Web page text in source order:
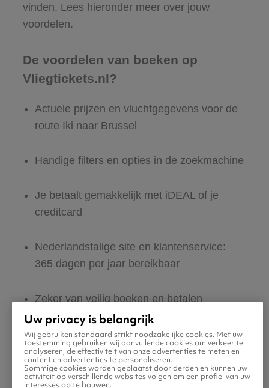
vinden. Lees hieronder meer over jouw
voordelen.
De voordelen van boeken op
Vliegtickets.nl?
Actuele prijzen en vluchtgegevens voor de
route Iki naar Brussel
Handige filters en opties in de zoekmachine
Je betaalt gemakkelijk met iDEAL of je
creditcard
Nederlandstalige site en klantenservice:
365 dagen per jaar bereikbaar
Zeker van veilig boeken en betalen
Boek ook direct een hotel of huurauto voor
in Brussel
Gratis tips, reisadvies en speciale
Uw privacy is belangrijk
Wij gebruiken standaard strikt noodzakelijke cookies. Met uw
toestemming gebruiken wij aanvullende cookies om verkeer te
analyseren, de effectiviteit van onze advertenties te meten en
content en advertenties te personaliseren.
Sommige cookies worden geplaatst door derden en kunnen uw
activiteit op verschillende websites volgen om een profiel van uw
interesses op te bouwen.